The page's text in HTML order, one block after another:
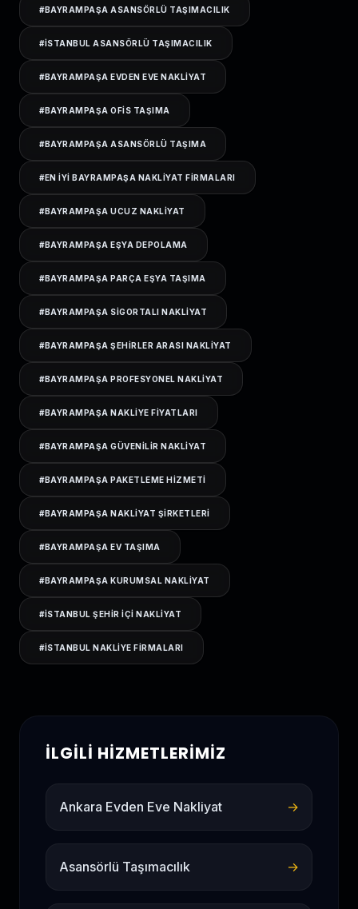
#BAYRAMPAŞA ASANSÖRLÜ TAŞIMACILIK
#ISTANBUL ASANSÖRLÜ TAŞIMACILIK
#BAYRAMPAŞA EVDEN EVE NAKLIYAT
#BAYRAMPAŞA OFIS TAŞIMA
#BAYRAMPAŞA ASANSÖRLÜ TAŞIMA
#EN IYI BAYRAMPAŞA NAKLIYAT FIRMALARI
#BAYRAMPAŞA UCUZ NAKLIYAT
#BAYRAMPAŞA EŞYA DEPOLAMA
#BAYRAMPAŞA PARÇA EŞYA TAŞIMA
#BAYRAMPAŞA SIGORTALI NAKLIYAT
#BAYRAMPAŞA ŞEHIRLER ARASI NAKLIYAT
#BAYRAMPAŞA PROFESYONEL NAKLIYAT
#BAYRAMPAŞA NAKLIYE FIYATLARI
#BAYRAMPAŞA GÜVENILIR NAKLIYAT
#BAYRAMPAŞA PAKETLEME HIZMETI
#BAYRAMPAŞA NAKLIYAT ŞIRKETLERI
#BAYRAMPAŞA EV TAŞIMA
#BAYRAMPAŞA KURUMSAL NAKLIYAT
#ISTANBUL ŞEHIR IÇI NAKLIYAT
#ISTANBUL NAKLIYE FIRMALARI
İLGILI HIZMETLERIMIZ
Ankara Evden Eve Nakliyat →
Asansörlü Taşımacılık →